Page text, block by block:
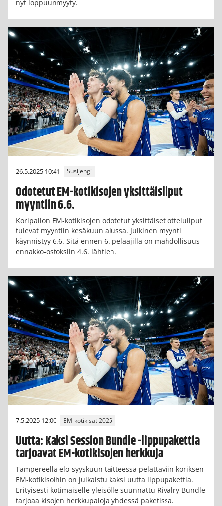
nyt loppuunmyyty.
26.5.2025 10:41 Susijengi
Odotetut EM-kotikisojen yksittäisliput
myyntiin 6.6.
Koripallon EM-kotikisojen odotetut yksittäiset otteluliput
tulevat myyntiin kesäkuun alussa. Julkinen myynti
käynnistyy 6.6. Sitä ennen 6. pelaajilla on mahdollisuus
ennakko-ostoksiin 4.6. lähtien.
7.5.2025 12:00 EM-kotikisat 2025
Uutta: Kaksi Session Bundle -lippupakettia
tarjoavat EM-kotikisojen herkkuja
Tampereella elo-syyskuun taitteessa pelattaviin koriksen
EM-kotikisoihin on julkaistu kaksi uutta lippupakettia.
Erityisesti kotimaiselle yleisölle suunnattu Rivalry Bundle
tarjoaa kisojen herkkupaloja yhdessä paketissa.